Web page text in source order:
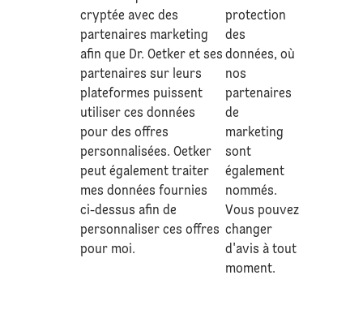
cryptée avec des
partenaires marketing
afin que Dr. Oetker et ses
partenaires sur leurs
plateformes puissent
utiliser ces données
pour des offres
personnalisées. Oetker
peut également traiter
mes données fournies
ci-dessus afin de
personnaliser ces offres
pour moi.
protection
des
données, où
nos
partenaires
de
marketing
sont
également
nommés.
Vous pouvez
changer
d'avis à tout
moment.